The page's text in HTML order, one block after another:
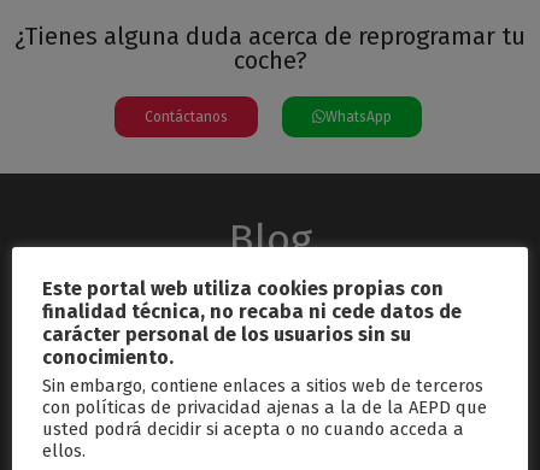
¿Tienes alguna duda acerca de reprogramar tu
coche?
Contáctanos WhatsApp
Blog
septiembre 26, 2024
Este portal web utiliza cookies propias con
finalidad técnica, no recaba ni cede datos de
carácter personal de los usuarios sin su
conocimiento.
Sin embargo, contiene enlaces a sitios web de terceros
con políticas de privacidad ajenas a la de la AEPD que
usted podrá decidir si acepta o no cuando acceda a
ellos.